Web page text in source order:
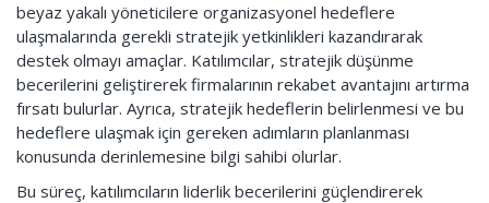
beyaz yakalı yöneticilere organizasyonel hedeflere
ulaşmalarında gerekli stratejik yetkinlikleri kazandırarak
destek olmayı amaçlar. Katılımcılar, stratejik düşünme
becerilerini geliştirerek firmalarının rekabet avantajını artırma
fırsatı bulurlar. Ayrıca, stratejik hedeflerin belirlenmesi ve bu
hedeflere ulaşmak için gereken adımların planlanması
konusunda derinlemesine bilgi sahibi olurlar.
Bu süreç, katılımcıların liderlik becerilerini güçlendirerek